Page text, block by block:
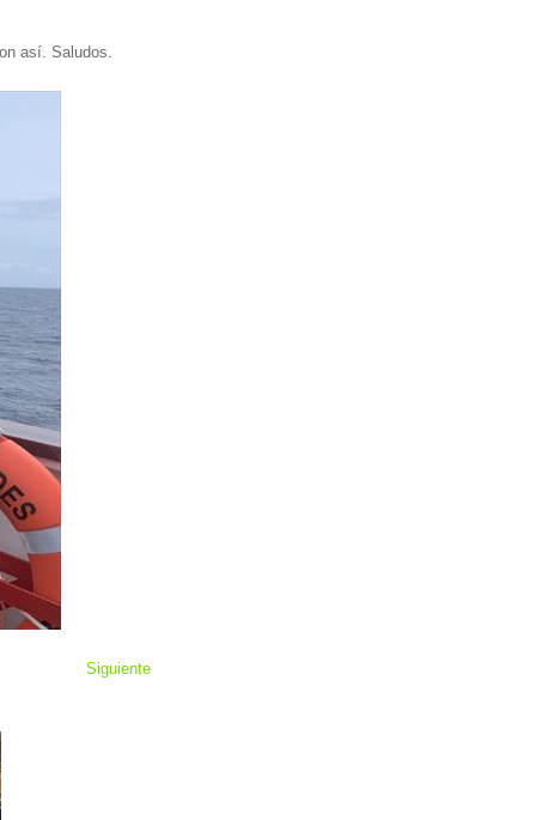
así. Saludos.
Siguiente